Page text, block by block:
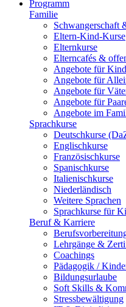
Programm
Familie
Schwangerschaft
Eltern-Kind-Kurse
Elternkurse
Elterncafés &
Angebote für
Angebote für
Angebote für
Angebote für
Angebote im
Sprachkurse
Deutschkurse
Englischkurse
Französischkurse
Spanischkurse
Italienischkurse
Niederländisch
Weitere Sprachen
Sprachkurse für
Beruf & Karriere
Lehrgänge &
Coachings
Pädagogik /
Bildungsurlaube
Soft Skills &
Stressbewältigung